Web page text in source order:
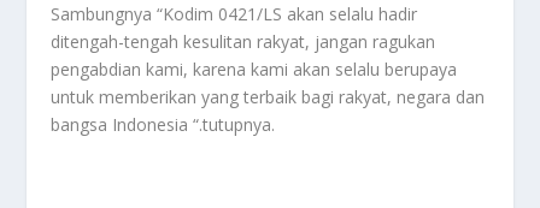
Sambungnya “Kodim 0421/LS akan selalu hadir
ditengah-tengah kesulitan rakyat, jangan ragukan
pengabdian kami, karena kami akan selalu berupaya
untuk memberikan yang terbaik bagi rakyat, negara dan
bangsa Indonesia “.tutupnya.